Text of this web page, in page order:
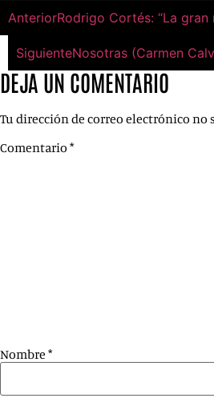
AnteriorRodrigo Cortés: “La
SiguienteNosotras (Carmen
DEJA UN COMENTARIO
Tu dirección de correo electrónico no
Comentario *
Nombre *